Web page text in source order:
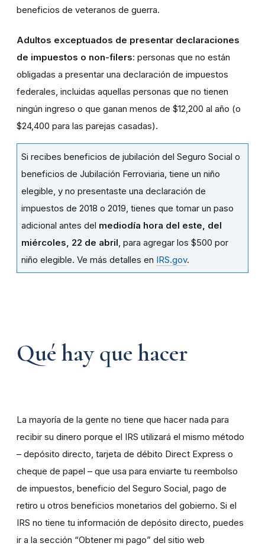
beneficios de veteranos de guerra.
Adultos exceptuados de presentar declaraciones
de impuestos o non-filers: personas que no están
obligadas a presentar una declaración de impuestos
federales, incluidas aquellas personas que no tienen
ningún ingreso o que ganan menos de $12,200 al año (o
$24,400 para las parejas casadas).
Si recibes beneficios de jubilación del Seguro Social o
beneficios de Jubilación Ferroviaria, tiene un niño
elegible, y no presentaste una declaración de
impuestos de 2018 o 2019, tienes que tomar un paso
adicional antes del mediodía hora del este, del
miércoles, 22 de abril , para agregar los $500 por
niño elegible. Ve más detalles en IRS.gov.
Qué hay que hacer
La mayoría de la gente no tiene que hacer nada para
recibir su dinero porque el IRS utilizará el mismo método
– depósito directo, tarjeta de débito Direct Express o
cheque de papel – que usa para enviarte tu reembolso
de impuestos, beneficio del Seguro Social, pago de
retiro u otros beneficios monetarios del gobierno. Si el
IRS no tiene tu información de depósito directo, puedes
ir a la sección “Obtener mi pago” del sitio web